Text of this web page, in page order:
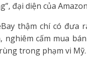
đại diện của
thậm chí có đưa
nghiêm cấm mua
trong phạm vi Mỹ.